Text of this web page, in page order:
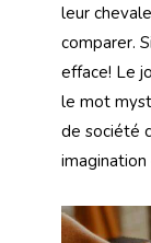
leur
comparer.
efface! Le
le mot
de société